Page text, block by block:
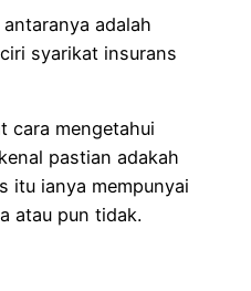
adalah
syarikat insurans
cara mengetahui
pastian adakah
itu ianya mempunyai
atau pun tidak.